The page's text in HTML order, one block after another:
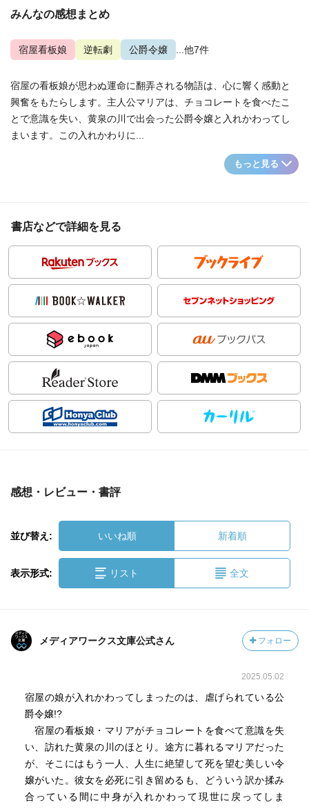
みんなの感想まとめ
宿屋看板娘 逆転劇 公爵令嬢 ...他7件
宿屋の看板娘が思わぬ運命に翻弄される物語は、心に響く感動と
興奮をもたらします。主人公マリアは、チョコレートを食べたこ
とで意識を失い、黄泉の川で出会った公爵令嬢と入れかわってし
まいます。この入れかわりに...
もっと見る
書店などで詳細を見る
感想・レビュー・書評
並び替え: いいね順 新着順
表示形式: リスト 全文
メディアワークス文庫公式さん フォロー
2025.05.02
宿屋の娘が入れかわってしまったのは、虐げられている公
爵令嬢!?
宿屋の看板娘・マリアがチョコレートを食べて意識を失
い、訪れた黄泉の川のほとり。途方に暮れるマリアだった
が、そこにはもう一人、人生に絶望して死を望む美しい令
嬢がいた。彼女を必死に引き留めるも、どういう訳か揉み
合っている間に中身が入れかわって現世に戻ってしま